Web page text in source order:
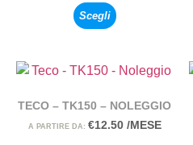
Scegli
TECO – TK150 – NOLEGGIO
A PARTIRE DA: €12.50 /MESE